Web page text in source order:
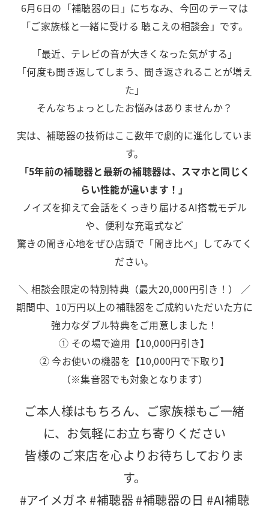
6月6日の「補聴器の日」にちなみ、今回のテーマは
「ご家族様と一緒に受ける 聴こえの相談会」です。
「最近、テレビの音が大きくなった気がする」
「何度も聞き返してしまう、聞き返されることが増え
た」
そんなちょっとしたお悩みはありませんか？
実は、補聴器の技術はここ数年で劇的に進化していま
す。
「5年前の補聴器と最新の補聴器は、スマホと同じく
らい性能が違います！」
ノイズを抑えて会話をくっきり届けるAI搭載モデル
や、便利な充電式など
驚きの聞き心地をぜひ店頭で「聞き比べ」してみてく
ださい。
＼ 相談会限定の特別特典（最大20,000円引き！） ／
期間中、10万円以上の補聴器をご成約いただいた方に
強力なダブル特典をご用意しました！
① その場で適用【10,000円引き】
② 今お使いの機器を【10,000円で下取り】
（※集音器でも対象となります）
ご本人様はもちろん、ご家族様もご一緒
に、お気軽にお立ち寄りください
皆様のご来店を心よりお待ちしておりま
す。
#アイメガネ #補聴器 #補聴器の日 #AI補聴